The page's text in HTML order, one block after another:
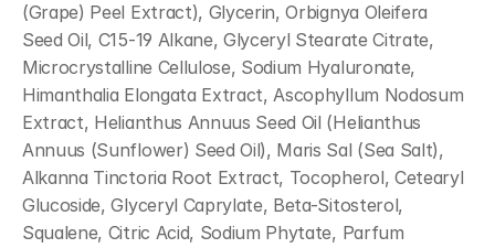
(Grape) Peel Extract), Glycerin, Orbignya Oleifera
Seed Oil, C15-19 Alkane, Glyceryl Stearate Citrate,
Microcrystalline Cellulose, Sodium Hyaluronate,
Himanthalia Elongata Extract, Ascophyllum Nodosum
Extract, Helianthus Annuus Seed Oil (Helianthus
Annuus (Sunflower) Seed Oil), Maris Sal (Sea Salt),
Alkanna Tinctoria Root Extract, Tocopherol, Cetearyl
Glucoside, Glyceryl Caprylate, Beta-Sitosterol,
Squalene, Citric Acid, Sodium Phytate, Parfum